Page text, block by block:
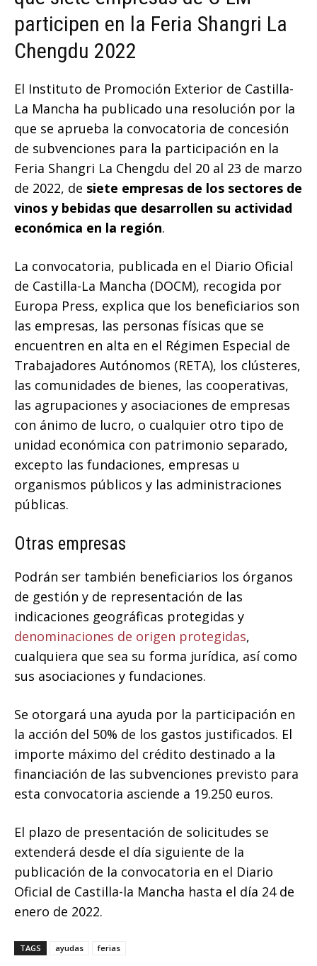
participen en la Feria Shangri La
Chengdu 2022
El Instituto de Promoción Exterior de Castilla-
La Mancha ha publicado una resolución por la
que se aprueba la convocatoria de concesión
de subvenciones para la participación en la
Feria Shangri La Chengdu del 20 al 23 de marzo
de 2022, de siete empresas de los sectores de
vinos y bebidas que desarrollen su actividad
económica en la región.
La convocatoria, publicada en el Diario Oficial
de Castilla-La Mancha (DOCM), recogida por
Europa Press, explica que los beneficiarios son
las empresas, las personas físicas que se
encuentren en alta en el Régimen Especial de
Trabajadores Autónomos (RETA), los clústeres,
las comunidades de bienes, las cooperativas,
las agrupaciones y asociaciones de empresas
con ánimo de lucro, o cualquier otro tipo de
unidad económica con patrimonio separado,
excepto las fundaciones, empresas u
organismos públicos y las administraciones
públicas.
Otras empresas
Podrán ser también beneficiarios los órganos
de gestión y de representación de las
indicaciones geográficas protegidas y
denominaciones de origen protegidas,
cualquiera que sea su forma jurídica, así como
sus asociaciones y fundaciones.
Se otorgará una ayuda por la participación en
la acción del 50% de los gastos justificados. El
importe máximo del crédito destinado a la
financiación de las subvenciones previsto para
esta convocatoria asciende a 19.250 euros.
El plazo de presentación de solicitudes se
extenderá desde el día siguiente de la
publicación de la convocatoria en el Diario
Oficial de Castilla-la Mancha hasta el día 24 de
enero de 2022.
TAGS ayudas ferias